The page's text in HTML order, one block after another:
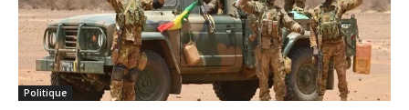
Politique